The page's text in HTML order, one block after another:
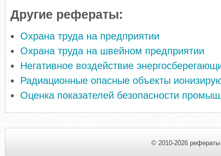
Другие рефераты:
Охрана труда на предприятии
Охрана труда на швейном предприятии
Негативное воздействие
Радиационные опасные объекты
Оценка показателей безопасности
© 2010-2026 рефераты